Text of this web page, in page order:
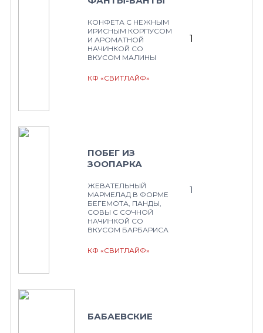
КОНФЕТА С НЕЖНЫМ
ИРИСНЫМ КОРПУСОМ
И АРОМАТНОЙ
НАЧИНКОЙ СО
ВКУСОМ МАЛИНЫ
КФ «СВИТЛАЙФ»
1
ПОБЕГ ИЗ
ЗООПАРКА
ЖЕВАТЕЛЬНЫЙ
МАРМЕЛАД В ФОРМЕ
БЕГЕМОТА, ПАНДЫ,
СОВЫ С СОЧНОЙ
НАЧИНКОЙ СО
ВКУСОМ БАРБАРИСА
КФ «СВИТЛАЙФ»
1
БАБАЕВСКИЕ